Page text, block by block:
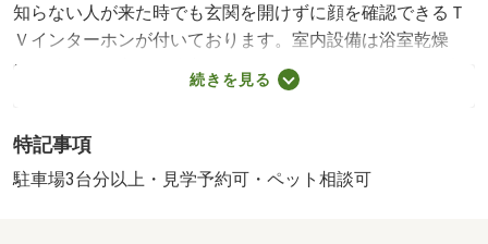
知らない人が来た時でも玄関を開けずに顔を確認できるＴ
Ｖインターホンが付いております。室内設備は浴室乾燥
機・洗面所独立など豊富に揃っており、過ごしやすいお部
屋になっております。収納はウォークインクロゼット・床
納に重宝します。ご覧の情報はペットと一緒に暮らせるペ
ット対応物件です。駐車スペースの月額ご請求額は、￥４
続きを見る
特記事項
駐車場3台分以上・見学予約可・ペット相談可